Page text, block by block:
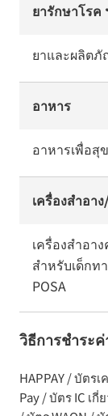
ยารักษาโรค
ยาและผลิต
อาหาร
อาหารเพื่อสุ
เครื่องสำอา
เครื่องสำอา
สำหรับเด็กท
POSA
วิธีการชำระ
HAPPAY / บัตร
Pay / บัตร IC เ